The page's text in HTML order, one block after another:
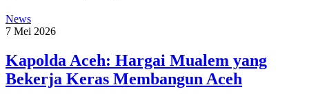
News
7 Mei 2026
Kapolda Aceh: Hargai Mualem yang
Bekerja Keras Membangun Aceh